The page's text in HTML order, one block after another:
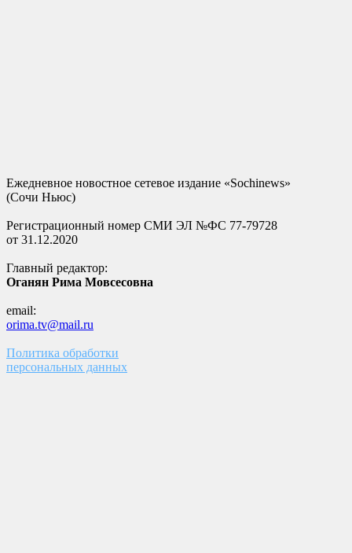
Ежедневное новостное сетевое издание «Sochinews»
(Сочи Ньюс)
Регистрационный номер СМИ ЭЛ №ФС 77-79728
от 31.12.2020
Главный редактор:
Оганян Рима Мовсесовна
email:
orima.tv@mail.ru
Политика обработки
персональных данных